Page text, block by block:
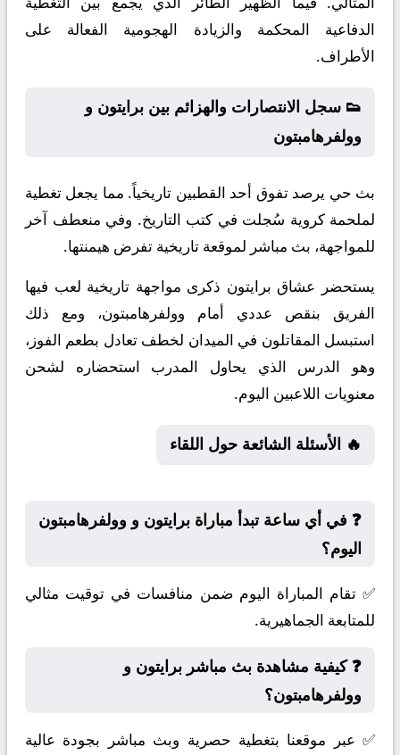
الدفاعية المحكمة والزيادة الهجومية الفعالة على
الأطراف.
👟 سجل الانتصارات والهزائم بين برايتون و
وولفرهامبتون
بث حي يرصد تفوق أحد القطبين تاريخياً. مما يجعل تغطية
لملحمة كروية سُجلت في كتب التاريخ. وفي منعطف آخر
للمواجهة، بث مباشر لموقعة تاريخية تفرض هيمنتها.
يستحضر عشاق برايتون ذكرى مواجهة تاريخية لعب فيها
الفريق بنقص عددي أمام وولفرهامبتون، ومع ذلك
استبسل المقاتلون في الميدان لخطف تعادل بطعم الفوز،
وهو الدرس الذي يحاول المدرب استحضاره لشحن
معنويات اللاعبين اليوم.
🔥 الأسئلة الشائعة حول اللقاء
❓ في أي ساعة تبدأ مباراة برايتون و وولفرهامبتون
اليوم؟
✅ تقام المباراة اليوم ضمن منافسات في توقيت مثالي
للمتابعة الجماهيرية.
❓ كيفية مشاهدة بث مباشر برايتون و
وولفرهامبتون؟
✅ عبر موقعنا بتغطية حصرية وبث مباشر بجودة عالية